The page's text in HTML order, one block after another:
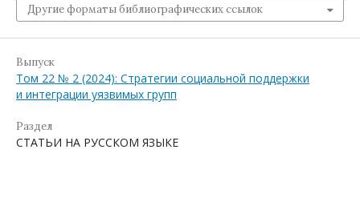
Другие форматы библиографических ссылок
Выпуск
Том 22 № 2 (2024): Стратегии социальной поддержки
и интеграции уязвимых групп
Раздел
СТАТЬИ НА РУССКОМ ЯЗЫКЕ